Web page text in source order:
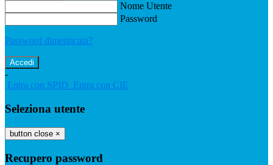
Nome Utente
Password
Password dimenticata?
-
Entra con SPID Entra con CIE
Seleziona utente
button close ×
Recupero password